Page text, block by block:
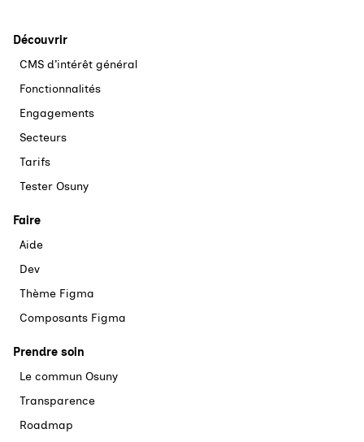
Découvrir
CMS d’intérêt général
Fonctionnalités
Engagements
Secteurs
Tarifs
Tester Osuny
Faire
Aide
Dev
Thème Figma
Composants Figma
Prendre soin
Le commun Osuny
Transparence
Roadmap